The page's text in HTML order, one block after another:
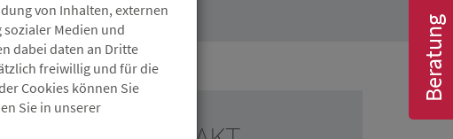
Beratung
von Inhalten, externen
Medien und
dabei daten an Dritte
freiwillig und für die
Cookies können Sie
Sie in unserer